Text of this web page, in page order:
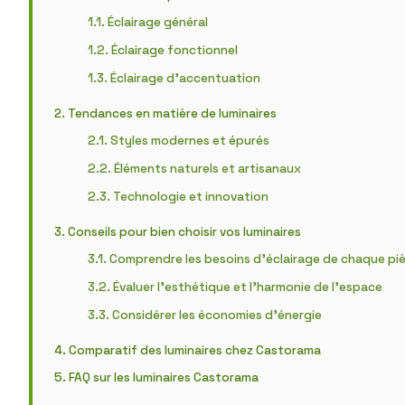
Éclairage général
Éclairage fonctionnel
Éclairage d’accentuation
Tendances en matière de luminaires
Styles modernes et épurés
Éléments naturels et artisanaux
Technologie et innovation
Conseils pour bien choisir vos luminaires
Comprendre les besoins d’éclairage de chaque
Évaluer l’esthétique et l’harmonie de l’espace
Considérer les économies d’énergie
Comparatif des luminaires chez Castorama
FAQ sur les luminaires Castorama